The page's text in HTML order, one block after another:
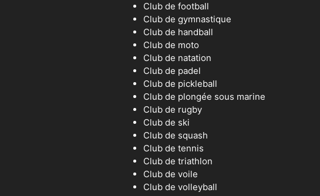
Club de football
Club de gymnastique
Club de handball
Club de moto
Club de natation
Club de padel
Club de pickleball
Club de plongée sous marine
Club de rugby
Club de ski
Club de squash
Club de tennis
Club de triathlon
Club de voile
Club de volleyball